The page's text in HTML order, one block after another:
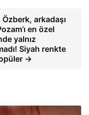
arkadaşı
en özel
yalnız
Siyah renkte
→